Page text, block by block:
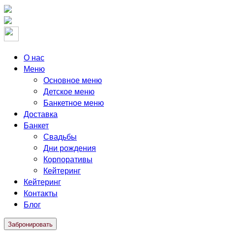
Skip
to
the
content
О нас
Меню
Основное меню
Детское меню
Банкетное меню
Доставка
Банкет
Свадьбы
Дни рождения
Корпоративы
Кейтеринг
Кейтеринг
Контакты
Блог
Забронировать